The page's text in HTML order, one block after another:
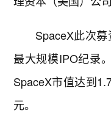
SpaceX此次
最大规模IPO纪录
SpaceX市值达到
元。